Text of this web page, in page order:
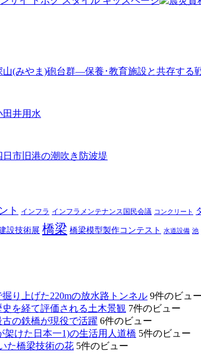
山(みやま)砲台群―保養･教育施設と共存する
田井用水
日市旧港の潮吹き防波堤
ト インフラ インフラメンテナンス国民会議 コンクリート
設技術展 橋梁 橋梁模型製作コンテスト 水道設備 池
り上げた220mの放水路トンネル 9件のビュー
を経て評価される土木景観 7件のビュー
の鉄橋が現役で活躍 6件のビュー
けた日本一1)の生活用人道橋 5件のビュー
た橋梁技術の花 5件のビュー